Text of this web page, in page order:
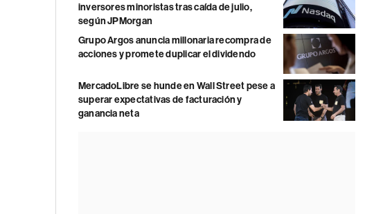
inversores minoristas tras caída de julio,
según JPMorgan
Grupo Argos anuncia millonaria recompra de
acciones y promete duplicar el dividendo
MercadoLibre se hunde en Wall Street pese a
superar expectativas de facturación y
ganancia neta